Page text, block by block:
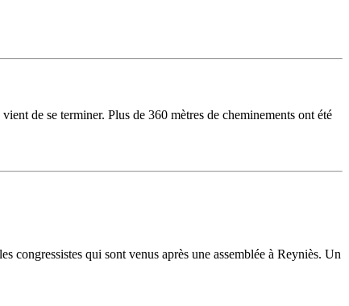
de se terminer. Plus de 360 mètres de cheminements ont été
congressistes qui sont venus après une assemblée à Reyniès. Un